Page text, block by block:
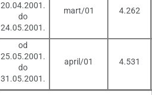
20.04.2001.
do
24.05.2001.
mart/01 4.262
od
25.05.2001.
do
31.05.2001.
april/01 4.531